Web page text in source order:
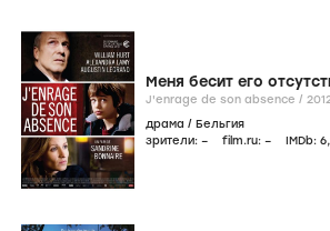
Меня бесит его
J'enrage de son absence /
драма / Бельгия
зрители: – film.ru: – IMDb: 6